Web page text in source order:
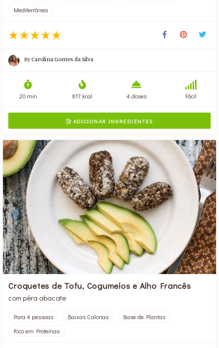
Mediterrânea
ByCarolina Gomes da Silva
20 min 817 kcal 4 doses Fácil
ADICIONAR INGREDIENTES
Croquetes de Tofu, Cogumelos e Alho Francês
com pêra abacate
Para 4 pessoas Baixas Calorias
Base de Plantas
Rico em Proteínas